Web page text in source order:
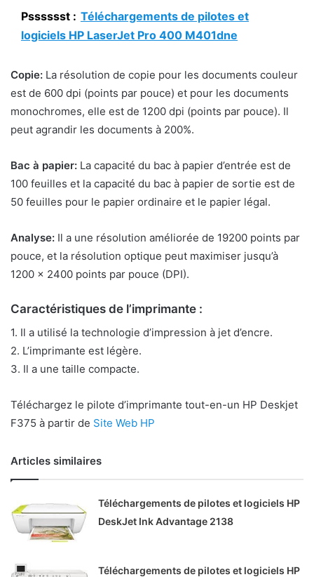
Psssssst : Téléchargements de pilotes et
logiciels HP LaserJet Pro 400 M401dne
Copie: La résolution de copie pour les documents couleur
est de 600 dpi (points par pouce) et pour les documents
monochromes, elle est de 1200 dpi (points par pouce). Il
peut agrandir les documents à 200%.
Bac à papier: La capacité du bac à papier d’entrée est de
100 feuilles et la capacité du bac à papier de sortie est de
50 feuilles pour le papier ordinaire et le papier légal.
Analyse: Il a une résolution améliorée de 19200 points par
pouce, et la résolution optique peut maximiser jusqu’à
1200 × 2400 points par pouce (DPI).
Caractéristiques de l’imprimante :
1. Il a utilisé la technologie d’impression à jet d’encre.
2. L’imprimante est légère.
3. Il a une taille compacte.
Téléchargez le pilote d’imprimante tout-en-un HP Deskjet
F375 à partir de Site Web HP
Articles similaires
Téléchargements de pilotes et logiciels HP
DeskJet Ink Advantage 2138
Téléchargements de pilotes et logiciels HP